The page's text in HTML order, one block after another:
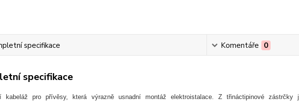
specifikace Komentáře 0
specifikace
kabeláž pro přívěsy, která výrazně usnadní montáž elektroistalace. Z třináctipinové